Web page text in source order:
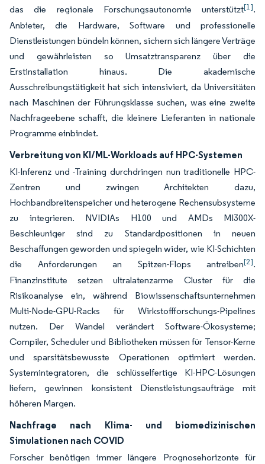
das die regionale Forschungsautonomie unterstützt[1].
Anbieter, die Hardware, Software und professionelle
Dienstleistungen bündeln können, sichern sich längere Verträge
und gewährleisten so Umsatztransparenz über die
Erstinstallation hinaus. Die akademische
Ausschreibungstätigkeit hat sich intensiviert, da Universitäten
nach Maschinen der Führungsklasse suchen, was eine zweite
Nachfrageebene schafft, die kleinere Lieferanten in nationale
Programme einbindet.
Verbreitung von KI/ML-Workloads auf HPC-Systemen
KI-Inferenz und -Training durchdringen nun traditionelle HPC-
Zentren und zwingen Architekten dazu,
Hochbandbreitenspeicher und heterogene Rechensubsysteme
zu integrieren. NVIDIAs H100 und AMDs MI300X-
Beschleuniger sind zu Standardpositionen in neuen
Beschaffungen geworden und spiegeln wider, wie KI-Schichten
die Anforderungen an Spitzen-Flops antreiben[2].
Finanzinstitute setzen ultralatenzarme Cluster für die
Risikoanalyse ein, während Biowissenschaftsunternehmen
Multi-Node-GPU-Racks für Wirkstoffforschungs-Pipelines
nutzen. Der Wandel verändert Software-Ökosysteme;
Compiler, Scheduler und Bibliotheken müssen für Tensor-Kerne
und sparsitätsbewusste Operationen optimiert werden.
Systemintegratoren, die schlüsselfertige KI-HPC-Lösungen
liefern, gewinnen konsistent Dienstleistungsaufträge mit
höheren Margen.
Nachfrage nach Klima- und biomedizinischen
Simulationen nach COVID
Forscher benötigen immer längere Prognosehorizonte für